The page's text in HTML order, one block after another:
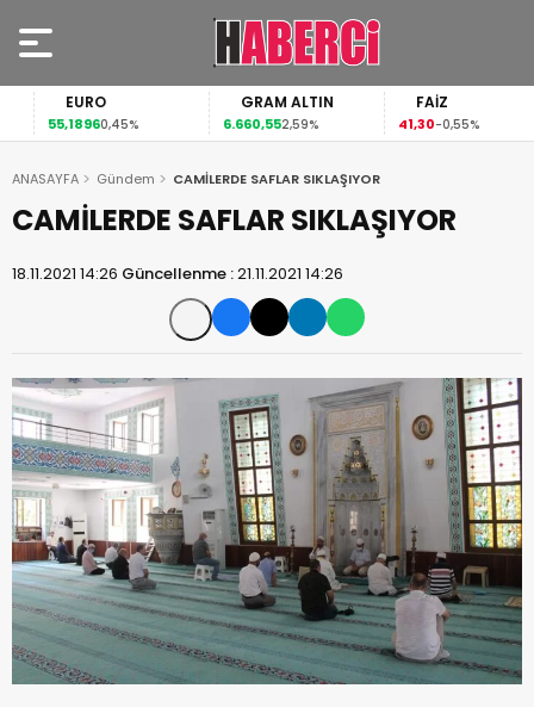
EURO
55,18960,45%
GRAM ALTIN
6.660,552,59%
FAİZ
41,30-0,55%
ANASAYFA Gündem CAMİLERDE SAFLAR SIKLAŞIYOR
CAMİLERDE SAFLAR SIKLAŞIYOR
18.11.2021 14:26 Güncellenme :21.11.2021 14:26